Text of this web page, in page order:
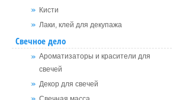
Кисти
Лаки, клей для декупажа
Свечное дело
Ароматизаторы и красители для
свечей
Декор для свечей